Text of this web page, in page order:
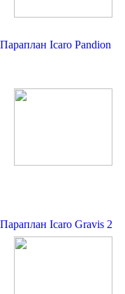
Параплан Icaro Pandion
Параплан Icaro Gravis 2